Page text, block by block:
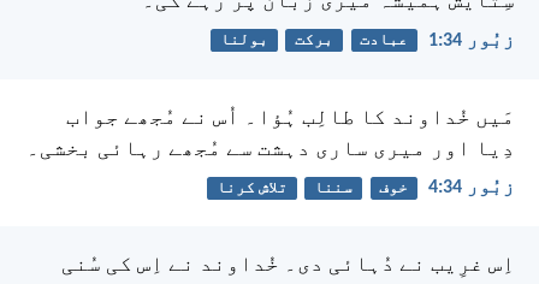
زبُور 34:‏1 عبادت برکت بولنا
مَیں خُداوند کا طالِب ہُؤا۔ اُس نے مُجھے جواب
دِیا
اور میری ساری دہشت سے مُجھے رہائی بخشی۔
زبُور 34:‏4 خوف سننا تلاش کرنا
اِس غرِیب نے دُہائی دی۔ خُداوند نے اِس کی سُنی